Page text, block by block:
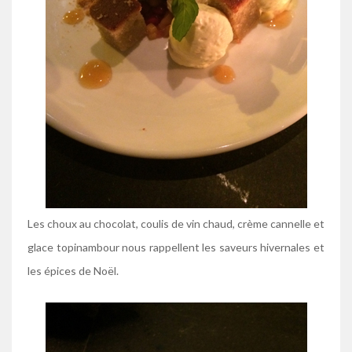
Les choux au chocolat, coulis de vin chaud, crème cannelle et
glace topinambour nous rappellent les saveurs hivernales et
les épices de Noël.